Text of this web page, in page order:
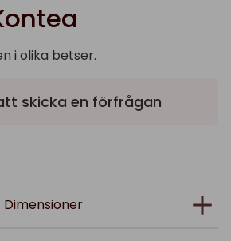
i olika betser.
skicka en förfrågan
Dimensioner